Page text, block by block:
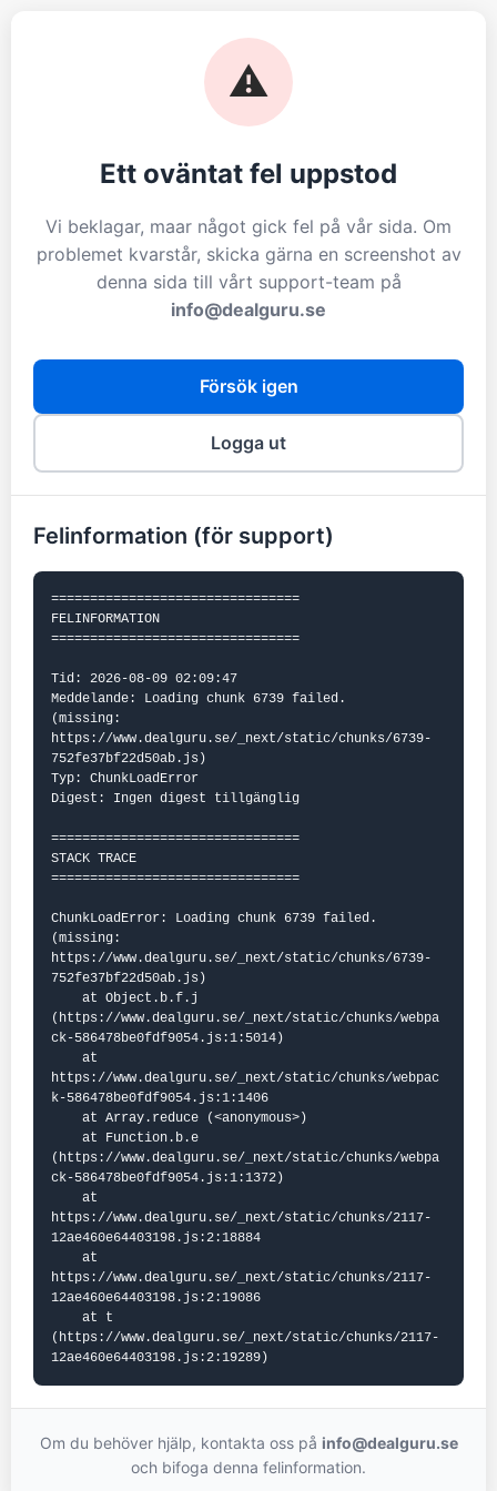
⚠️
Ett oväntat fel uppstod
Vi beklagar, maar något gick fel på vår sida. Om
problemet kvarstår, skicka gärna en screenshot av
denna sida till vårt support-team på
info@dealguru.se
Försök igen
Logga ut
Felinformation (för support)
================================
FELINFORMATION
================================
Tid: 2026-08-09 02:09:47
Meddelande: Loading chunk 6739 failed.
(missing:
https://www.dealguru.se/_next/static/chunks/6739-
752fe37bf22d50ab.js)
Typ: ChunkLoadError
Digest: Ingen digest tillgänglig
================================
STACK TRACE
================================
ChunkLoadError: Loading chunk 6739 failed.
(missing:
https://www.dealguru.se/_next/static/chunks/6739-
752fe37bf22d50ab.js)
(https://www.dealguru.se/_next/static/chunks/webpa
ck-586478be0fdf9054.js:1:5014)
https://www.dealguru.se/_next/static/chunks/webpac
k-586478be0fdf9054.js:1:1406
(https://www.dealguru.se/_next/static/chunks/webpa
ck-586478be0fdf9054.js:1:1372)
https://www.dealguru.se/_next/static/chunks/2117-
12ae460e64403198.js:2:18884
https://www.dealguru.se/_next/static/chunks/2117-
12ae460e64403198.js:2:19086
(https://www.dealguru.se/_next/static/chunks/2117-
12ae460e64403198.js:2:19289)
Om du behöver hjälp, kontakta oss på info@dealguru.se
och bifoga denna felinformation.